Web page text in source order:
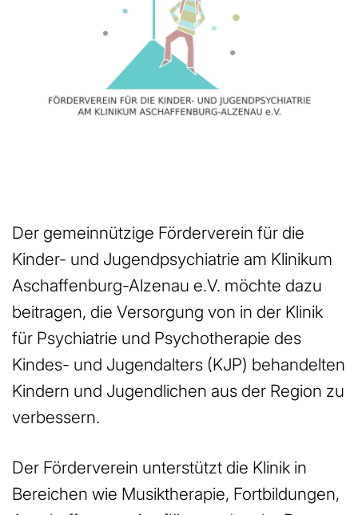
Der gemeinnützige Förderverein für die
Kinder- und Jugendpsychiatrie am Klinikum
Aschaffenburg-Alzenau e.V. möchte dazu
beitragen, die Versorgung von in der Klinik
für Psychiatrie und Psychotherapie des
Kindes- und Jugendalters (KJP) behandelten
Kindern und Jugendlichen aus der Region zu
verbessern.
Der Förderverein unterstützt die Klinik in
Bereichen wie Musiktherapie, Fortbildungen,